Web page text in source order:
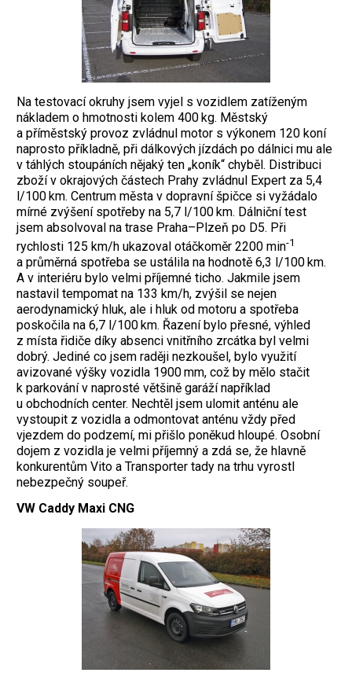
Na testovací okruhy jsem vyjel s vozidlem zatíženým
nákladem o hmotnosti kolem 400 kg. Městský
a příměstský provoz zvládnul motor s výkonem 120 koní
naprosto příkladně, při dálkových jízdách po dálnici mu ale
v táhlých stoupáních nějaký ten „koník“ chyběl. Distribuci
zboží v okrajových částech Prahy zvládnul Expert za 5,4
l/100 km. Centrum města v dopravní špičce si vyžádalo
mírné zvýšení spotřeby na 5,7 l/100 km. Dálniční test
jsem absolvoval na trase Praha–Plzeň po D5. Při
rychlosti 125 km/h ukazoval otáčkoměr 2200 min-1
a průměrná spotřeba se ustálila na hodnotě 6,3 l/100 km.
A v interiéru bylo velmi příjemné ticho. Jakmile jsem
nastavil tempomat na 133 km/h, zvýšil se nejen
aerodynamický hluk, ale i hluk od motoru a spotřeba
poskočila na 6,7 l/100 km. Řazení bylo přesné, výhled
z místa řidiče díky absenci vnitřního zrcátka byl velmi
dobrý. Jediné co jsem raději nezkoušel, bylo využití
avizované výšky vozidla 1900 mm, což by mělo stačit
k parkování v naprosté většině garáží například
u obchodních center. Nechtěl jsem ulomit anténu ale
vystoupit z vozidla a odmontovat anténu vždy před
vjezdem do podzemí, mi přišlo poněkud hloupé. Osobní
dojem z vozidla je velmi příjemný a zdá se, že hlavně
konkurentům Vito a Transporter tady na trhu vyrostl
nebezpečný soupeř.
VW Caddy Maxi CNG